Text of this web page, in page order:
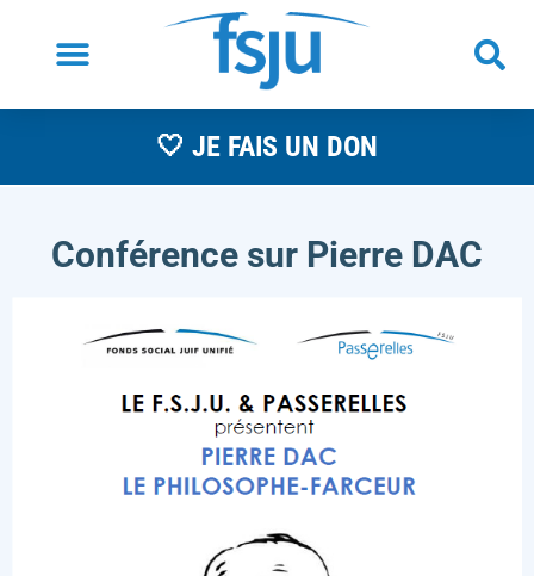
🤍 JE FAIS UN DON
Conférence sur Pierre DAC